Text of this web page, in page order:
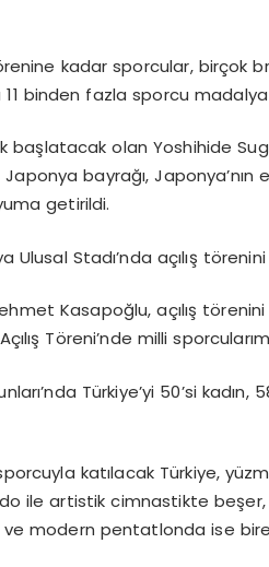
kadar sporcular, birçok
11 binden fazla sporcu
başlatacak olan Yoshihide
bayrağı, Japonya’nın
getirildi.
Stadı’nda açılış
Kasapoğlu, açılış
Töreni’nde milli
Türkiye’yi 50’si
katılacak Türkiye,
ile artistik cimnastikte beşer,
modern pentatlonda ise